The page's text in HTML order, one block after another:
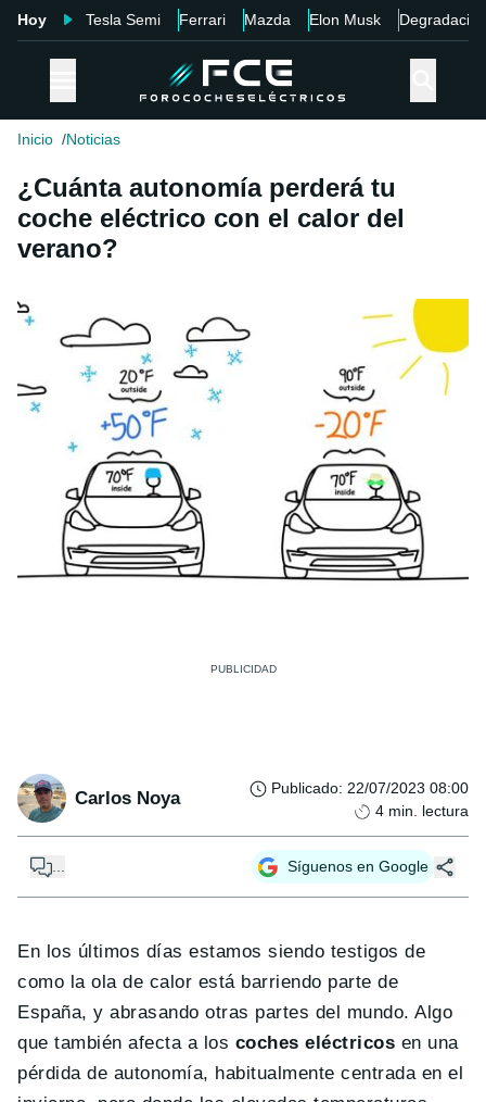
Hoy Tesla Semi Ferrari Mazda Elon Musk Degradación
Inicio Noticias
¿Cuánta autonomía perderá tu
coche eléctrico con el calor del
verano?
Carlos Noya Publicado: 22/07/2023 08:00
4 min. lectura
Síguenos en Google
En los últimos días estamos siendo testigos de
como la ola de calor está barriendo parte de
España, y abrasando otras partes del mundo. Algo
que también afecta a los coches eléctricos en una
pérdida de autonomía, habitualmente centrada en el